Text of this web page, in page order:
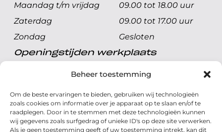
Beheer toestemming
Om de beste ervaringen te bieden, gebruiken wij technologieën
zoals cookies om informatie over je apparaat op te slaan en/of te
raadplegen. Door in te stemmen met deze technologieën kunnen
wij gegevens zoals surfgedrag of unieke ID's op deze site verwerken.
Als je geen toestemming geeft of uw toestemming intrekt, kan dit
Maandag t/m vrijdag
09.00 tot 18.00 uur
Zaterdag
09.00 tot 17.00 uur
Zondag
Gesloten
Openingstijden werkplaats
Maandag t/m vrijdag
08.00 tot 17.00 uur
Zondag
Gesloten
Volg ons